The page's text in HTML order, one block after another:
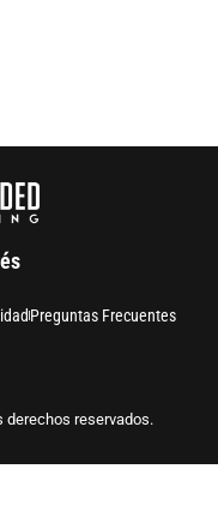
Preguntas Frecuentes
derechos reservados.